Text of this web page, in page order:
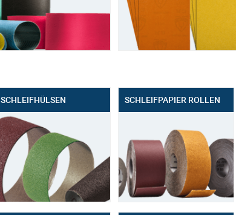
SCHLEIFHÜLSEN SCHLEIFPAPIER ROLLEN